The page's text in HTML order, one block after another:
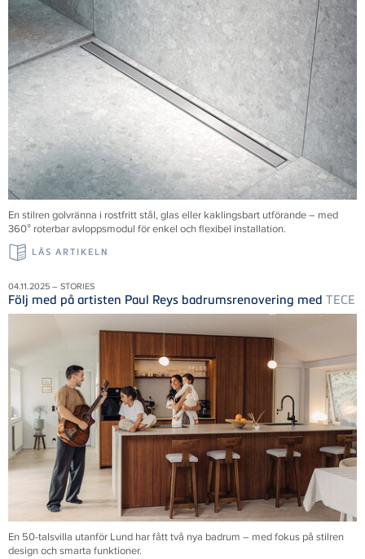
En stilren golvränna i rostfritt stål, glas eller kaklingsbart utförande – med
360° roterbar avloppsmodul för enkel och flexibel installation.
LÄS ARTIKELN
04.11.2025 – STORIES
Följ med på artisten Paul Reys badrumsrenovering med TECE
En 50-talsvilla utanför Lund har fått två nya badrum – med fokus på stilren
design och smarta funktioner.